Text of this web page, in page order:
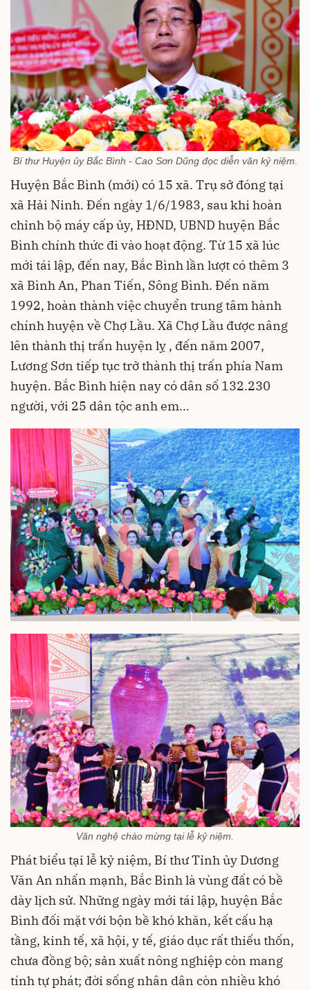
Bí thư Huyện ủy Bắc Bình - Cao Sơn Dũng đọc diễn văn kỷ niệm.
Huyện Bắc Bình (mới) có 15 xã. Trụ sở đóng tại
xã Hải Ninh. Đến ngày 1/6/1983, sau khi hoàn
chỉnh bộ máy cấp ủy, HĐND, UBND huyện Bắc
Bình chính thức đi vào hoạt động. Từ 15 xã lúc
mới tái lập, đến nay, Bắc Bình lần lượt có thêm 3
xã Bình An, Phan Tiến, Sông Bình. Đến năm
1992, hoàn thành việc chuyển trung tâm hành
chính huyện về Chợ Lầu. Xã Chợ Lầu được nâng
lên thành thị trấn huyện lỵ , đến năm 2007,
Lương Sơn tiếp tục trở thành thị trấn phía Nam
huyện. Bắc Bình hiện nay có dân số 132.230
người, với 25 dân tộc anh em…
Văn nghệ chào mừng tại lễ kỷ niệm.
Phát biểu tại lễ kỷ niệm, Bí thư Tỉnh ủy Dương
Văn An nhấn mạnh, Bắc Bình là vùng đất có bề
dày lịch sử. Những ngày mới tái lập, huyện Bắc
Bình đối mặt với bộn bề khó khăn, kết cấu hạ
tầng, kinh tế, xã hội, y tế, giáo dục rất thiếu thốn,
chưa đồng bộ; sản xuất nông nghiệp còn mang
tính tự phát; đời sống nhân dân còn nhiều khó